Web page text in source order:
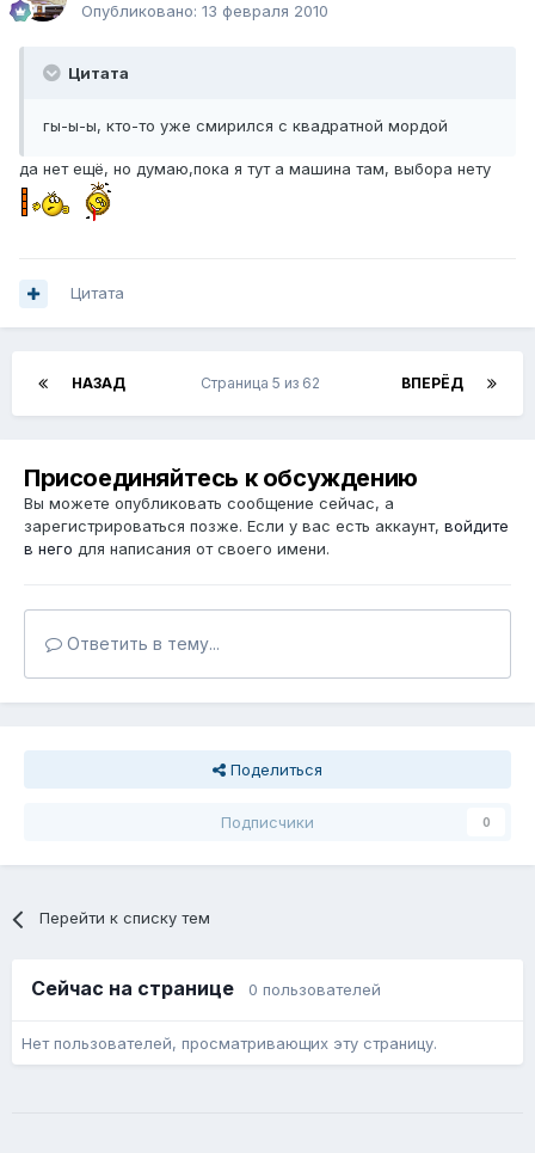
Опубликовано: 13 февраля 2010
Цитата
гы-ы-ы, кто-то уже смирился с квадратной мордой
да нет ещё, но думаю,пока я тут а машина там, выбора нету
Цитата
НАЗАД ВПЕРЁД
Страница 5 из 62
Присоединяйтесь к обсуждению
Вы можете опубликовать сообщение сейчас, а
зарегистрироваться позже. Если у вас есть аккаунт, войдите
в него для написания от своего имени.
Ответить в тему...
Поделиться
Подписчики 0
Перейти к списку тем
Сейчас на странице 0 пользователей
Нет пользователей, просматривающих эту страницу.